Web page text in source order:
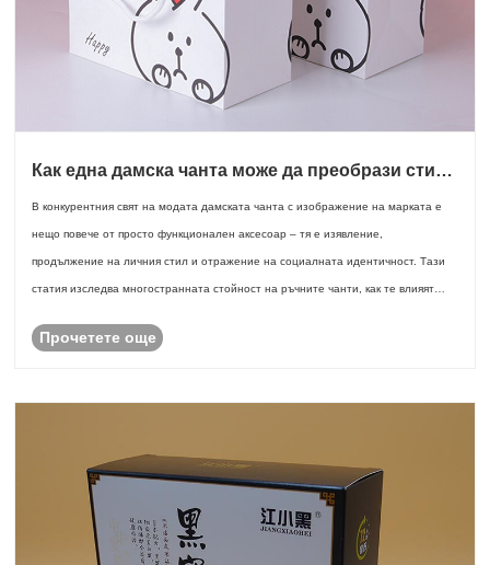
Как една дамска чанта може да преобрази стила
В конкурентния свят на модата дамската чанта с изображение на марката е
нещо повече от просто функционален аксесоар – тя е изявление,
продължение на личния стил и отражение на социалната идентичност. Тази
статия изследва многостранната стойност на ръчните чанти, как те влияят
Прочетете още